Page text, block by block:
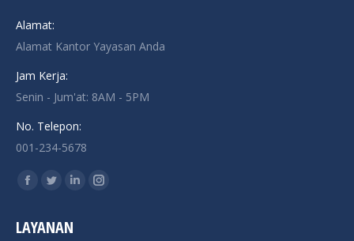
Alamat:
Alamat Kantor Yayasan Anda
Jam Kerja:
Senin - Jum'at: 8AM - 5PM
No. Telepon:
001-234-5678
Find us on:
Facebook
opens
Twitter
opens
LinkedinInstagram
LAYANAN